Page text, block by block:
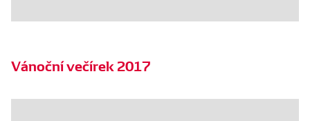
Vánoční večírek 2017